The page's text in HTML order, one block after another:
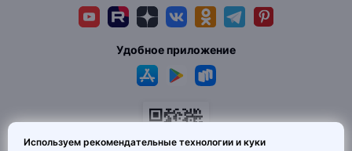
Удобное приложение
Используем рекомендательные технологии и куки